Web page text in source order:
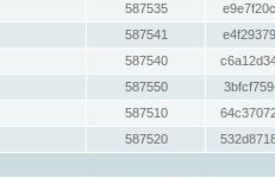
587535
587541
587540
587550
587510
587520